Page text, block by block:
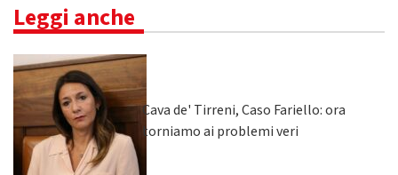
Leggi anche
Cava de' Tirreni, Caso Fariello: ora
torniamo ai problemi veri